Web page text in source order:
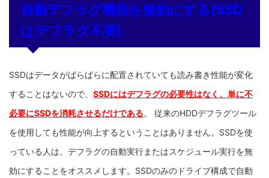
自動デフラグ機能を無効にする(SSD
はデフラグ不要)
SSDはデータがばらばらに配置されていても読み書き性能が変化
することはないので、 SSDにはデフラグの必要性はなく、 単に不
必要にSSDを消耗させるだけである。 従来のHDDデフラグツール
を使用しても性能が向上するということはありません。SSDを使
っている人は、デフラグの自動実行またはスケジュール実行を無
効にすることをオススメします。SSDのみのドライブ構成で自動